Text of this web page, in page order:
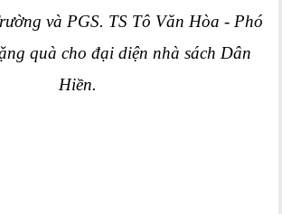
và PGS. TS Tô Văn Hòa - Phó
quà cho đại diện nhà sách Dân
Hiền.